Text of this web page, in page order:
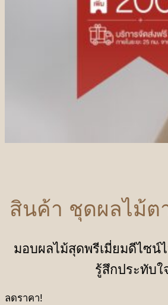
สินค้า ชุดผลไม้ต
มอบผลไม้สุดพรีเมี่ยมดีไซน์
รู้สึกประทับใ
ลดราคา!